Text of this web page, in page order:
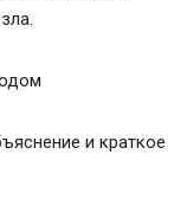
и краткое